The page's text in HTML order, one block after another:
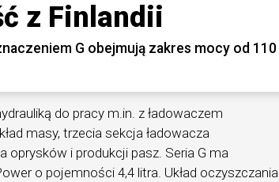
z Finlandii
G obejmują zakres mocy od 110
do pracy m.in. z ładowaczem
masy, trzecia sekcja ładowacza
oprysków i produkcji pasz. Seria G ma
o pojemności 4,4 litra. Układ oczyszczania